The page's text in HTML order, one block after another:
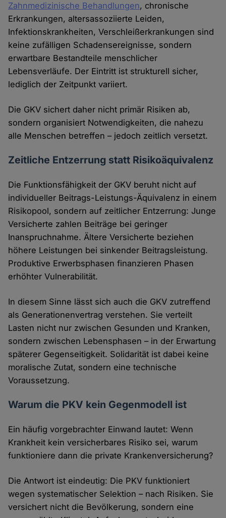
Zahnmedizinische Behandlungen, chronische
Erkrankungen, altersassoziierte Leiden,
Infektionskrankheiten, Verschleißerkrankungen sind
keine zufälligen Schadensereignisse, sondern
erwartbare Bestandteile menschlicher
Lebensverläufe. Der Eintritt ist strukturell sicher,
lediglich der Zeitpunkt variiert.
Die GKV sichert daher nicht primär Risiken ab,
sondern organisiert Notwendigkeiten, die nahezu
alle Menschen betreffen – jedoch zeitlich versetzt.
Zeitliche Entzerrung statt Risikoäquivalenz
Die Funktionsfähigkeit der GKV beruht nicht auf
individueller Beitrags-Leistungs-Äquivalenz in einem
Risikopool, sondern auf zeitlicher Entzerrung: Junge
Versicherte zahlen Beiträge bei geringer
Inanspruchnahme. Ältere Versicherte beziehen
höhere Leistungen bei sinkender Beitragsleistung.
Produktive Erwerbsphasen finanzieren Phasen
erhöhter Vulnerabilität.
In diesem Sinne lässt sich auch die GKV zutreffend
als Generationenvertrag verstehen. Sie verteilt
Lasten nicht nur zwischen Gesunden und Kranken,
sondern zwischen Lebensphasen – in der Erwartung
späterer Gegenseitigkeit. Solidarität ist dabei keine
moralische Zutat, sondern eine technische
Voraussetzung.
Warum die PKV kein Gegenmodell ist
Ein häufig vorgebrachter Einwand lautet: Wenn
Krankheit kein versicherbares Risiko sei, warum
funktioniere dann die private Krankenversicherung?
Die Antwort ist eindeutig: Die PKV funktioniert
wegen systematischer Selektion – nach Risiken. Sie
versichert nicht die Bevölkerung, sondern eine